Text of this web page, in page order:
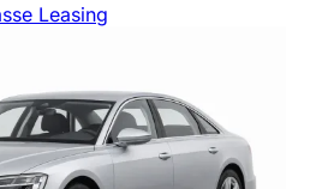
Leasing